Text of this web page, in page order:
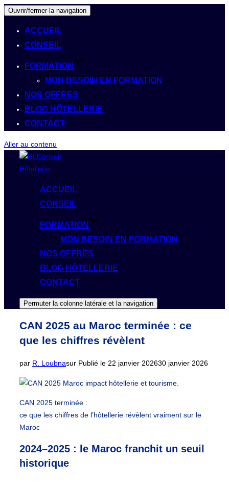
Ouvrir/fermer la navigation
ACCUEIL
CONSEIL
FORMATION
MON BESOIN EN FORMATION
NOS OFFRES
BLOG HÔTELLERIE
CONTACT
Aller au contenu
ACCUEIL
CONSEIL
FORMATION
MON BESOIN EN FORMATION
NOS OFFRES
BLOG HÔTELLERIE
CONTACT
Permuter la colonne latérale et la navigation
CAN 2025 au Maroc terminée : ce
que les chiffres révèlent
par R. Loubnasur Publié le 22 janvier 202630 janvier 2026
CAN 2025 terminée :
ce que les chiffres de l’hôtellerie révèlent vraiment sur le
Maroc
2024–2025 : le Maroc franchit un seuil
historique